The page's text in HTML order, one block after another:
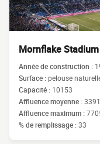
Mornflake
Année de construction :
Surface :pelouse
Capacité : 10153
Affluence moyenne :3391
Affluence maximum :
% de remplissage :33